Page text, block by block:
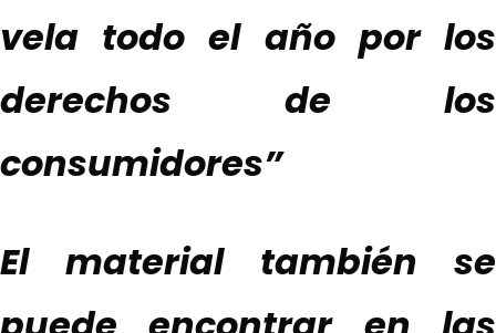
vela todo el año por los
derechos de los
consumidores”
El material también se